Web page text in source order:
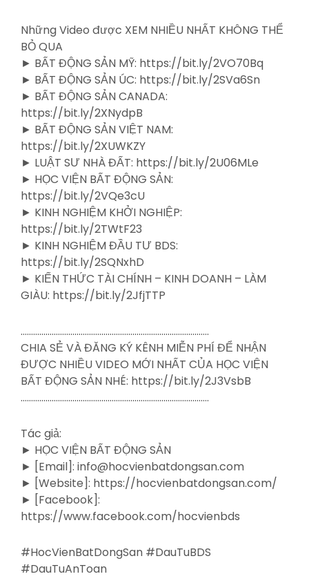
Những Video được XEM NHIỀU NHẤT KHÔNG THỂ
BỎ QUA
► BẤT ĐỘNG SẢN MỸ: https://bit.ly/2VO70Bq
► BẤT ĐỘNG SẢN ÚC: https://bit.ly/2SVa6Sn
► BẤT ĐỘNG SẢN CANADA:
https://bit.ly/2XNydpB
► BẤT ĐỘNG SẢN VIỆT NAM:
https://bit.ly/2XUWKZY
► LUẬT SƯ NHÀ ĐẤT: https://bit.ly/2U06MLe
► HỌC VIỆN BẤT ĐỘNG SẢN:
https://bit.ly/2VQe3cU
► KINH NGHIỆM KHỞI NGHIỆP:
https://bit.ly/2TWtF23
► KINH NGHIỆM ĐẦU TƯ BDS:
https://bit.ly/2SQNxhD
► KIẾN THỨC TÀI CHÍNH – KINH DOANH – LÀM
GIÀU: https://bit.ly/2JfjTTP
……………………………………………………………………………….
CHIA SẺ VÀ ĐĂNG KÝ KÊNH MIỄN PHÍ ĐỂ NHẬN
ĐƯỢC NHIỀU VIDEO MỚI NHẤT CỦA HỌC VIỆN
BẤT ĐỘNG SẢN NHÉ: https://bit.ly/2J3VsbB
……………………………………………………………………………….
Tác giả:
► HỌC VIỆN BẤT ĐỘNG SẢN
► [Email]: info@hocvienbatdongsan.com
► [Website]: https://hocvienbatdongsan.com/
► [Facebook]:
https://www.facebook.com/hocvienbds
#HocVienBatDongSan #DauTuBDS
#DauTuAnToan